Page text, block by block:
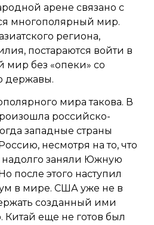
арене связано с
многополярный мир.
региона,
постараются войти в
мир без «опеки» со
державы.
мира такова. В
российско-
западные страны
несмотря на то, что
надолго заняли Южную
после этого наступил
в мире. США уже не в
созданный ими
еще не готов был